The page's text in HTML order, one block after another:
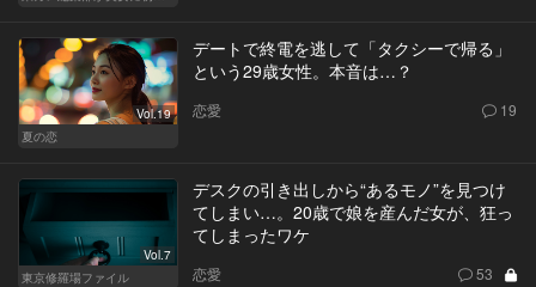
Vol.19
夏の恋
デートで終電を逃して「タクシーで帰る」
という29歳女性。本音は…？
恋愛 19
Vol.7
東京修羅場ファイル
デスクの引き出しから“あるモノ”を見つけ
てしまい…。20歳で娘を産んだ女が、狂っ
てしまったワケ
恋愛 53